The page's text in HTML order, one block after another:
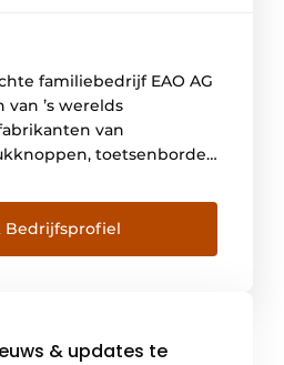
familiebedrijf EAO AG
’s werelds
van
toetsenborden
besturingspanelen en
meer dan 600 betrokken
terugvallen op een
en verkoopnetwerk.
in Zwitserland,
Bedrijfsprofiel
& updates te